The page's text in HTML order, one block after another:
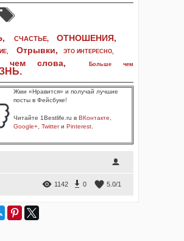
СЧАСТЬЕ, ОТНОШЕНИЯ,
, Отрывки, ЭТО ИНТЕРЕСНО,
чем слова,
Больше чем
.
Жми «Нравится» и получай лучшие
посты в Фейсбуке!
Читайте 1Bestlife.ru в ВКонтакте
Google+ Twitterи Pinterest
1142 0 5.0/1